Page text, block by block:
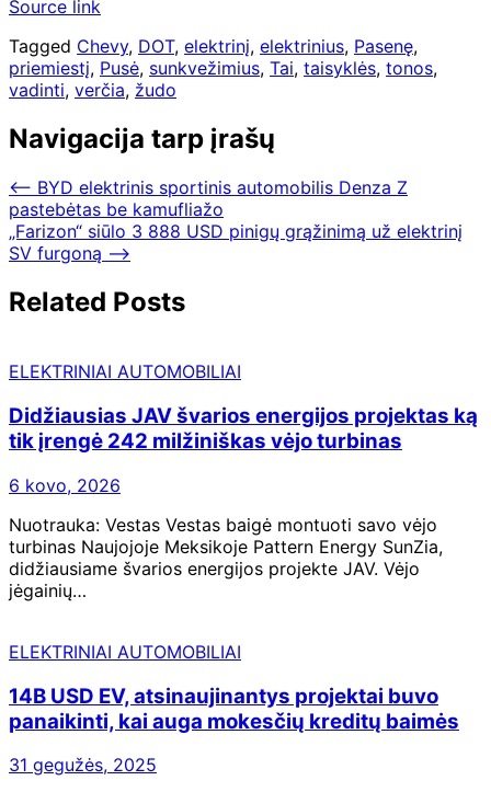
Source link
Tagged Chevy, DOT, elektrinį, elektrinius, Pasenę,
priemiestį, Pusė, sunkvežimius, Tai, taisyklės, tonos,
vadinti, verčia, žudo
Navigacija tarp įrašų
⟵ BYD elektrinis sportinis automobilis Denza Z
pastebėtas be kamufliažo
„Farizon“ siūlo 3 888 USD pinigų grąžinimą už elektrinį
SV furgoną ⟶
Related Posts
ELEKTRINIAI AUTOMOBILIAI
Didžiausias JAV švarios energijos projektas ką
tik įrengė 242 milžiniškas vėjo turbinas
6 kovo, 2026
Nuotrauka: Vestas Vestas baigė montuoti savo vėjo
turbinas Naujojoje Meksikoje Pattern Energy SunZia,
didžiausiame švarios energijos projekte JAV. Vėjo
jėgainių…
ELEKTRINIAI AUTOMOBILIAI
14B USD EV, atsinaujinantys projektai buvo
panaikinti, kai auga mokesčių kreditų baimės
31 gegužės, 2025